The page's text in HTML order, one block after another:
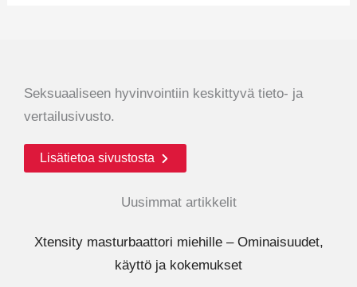
Seksuaaliseen hyvinvointiin keskittyvä tieto- ja
vertailusivusto.
Lisätietoa sivustosta
Uusimmat artikkelit
Xtensity masturbaattori miehille – Ominaisuudet,
käyttö ja kokemukset